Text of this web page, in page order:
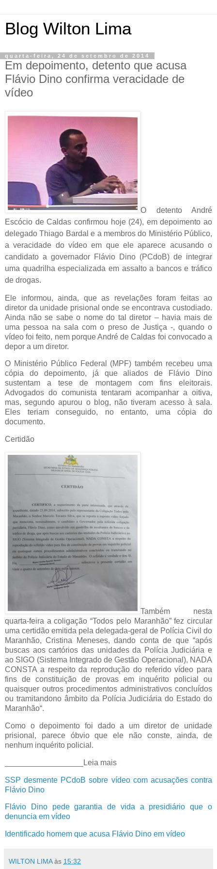
Blog Wilton Lima
quarta-feira, 24 de setembro de 2014
Em depoimento, detento que acusa
Flávio Dino confirma veracidade de
vídeo
O detento André
Escócio de Caldas confirmou hoje (24), em depoimento ao
delegado Thiago Bardal e a membros do Ministério Público,
a veracidade do vídeo em que ele aparece acusando o
candidato a governador Flávio Dino (PCdoB) de integrar
uma quadrilha especializada em assalto a bancos e tráfico
de drogas.
Ele informou, ainda, que as revelações foram feitas ao
diretor da unidade prisional onde se encontrava custodiado.
Ainda não se sabe o nome do tal diretor – havia mais de
uma pessoa na sala com o preso de Justiça -, quando o
vídeo foi feito, nem porque André de Caldas foi convocado a
depor a um diretor.
O Ministério Público Federal (MPF) também recebeu uma
cópia do depoimento, já que aliados de Flávio Dino
sustentam a tese de montagem com fins eleitorais.
Advogados do comunista tentaram acompanhar a oitiva,
mas, segundo apurou o blog, não tiveram acesso à sala.
Eles teriam conseguido, no entanto, uma cópia do
documento.
Certidão
Também nesta
quarta-feira a coligação “Todos pelo Maranhão” fez circular
uma certidão emitida pela delegada-geral de Polícia Civil do
Maranhão, Cristina Meneses, dando conta de que “após
buscas aos cartórios das unidades da Polícia Judiciária e
ao SIGO (Sistema Integrado de Gestão Operacional), NADA
CONSTA a respeito da reprodução do referido vídeo para
fins de constituição de provas em inquérito policial ou
quaisquer outros procedimentos administrativos concluídos
ou tramitandono âmbito da Polícia Judiciária do Estado do
Maranhão“.
Como o depoimento foi dado a um diretor de unidade
prisional, parece óbvio que ele não conste, ainda, de
nenhum inquérito policial.
__________________Leia mais
SSP desmente PCdoB sobre vídeo com acusações contra
Flávio Dino
Flávio Dino pede garantia de vida a presidiário que o
denuncia em vídeo
Identificado homem que acusa Flávio Dino em vídeo
WILTON LIMA às 15:32